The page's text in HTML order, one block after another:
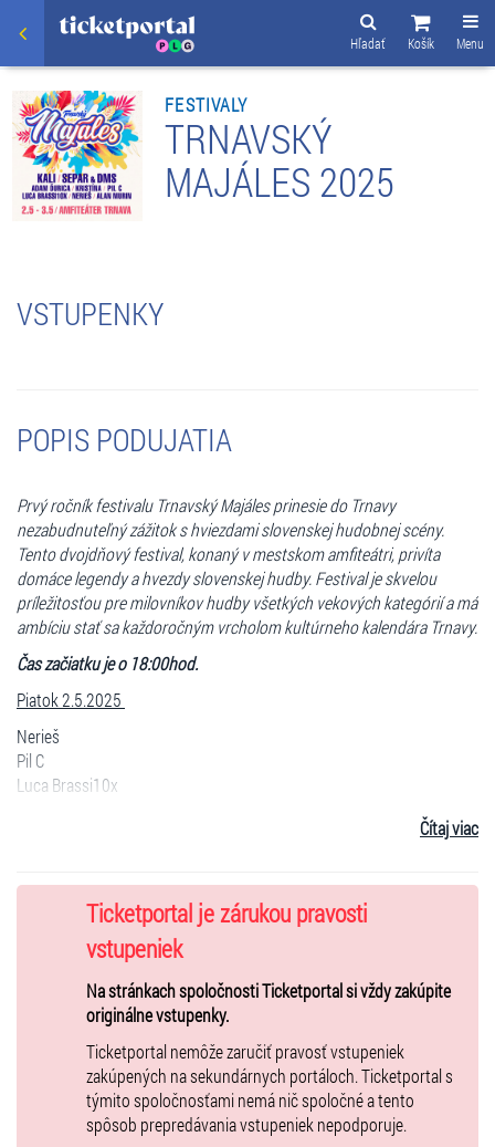
Menu
Košík
Hľadať
FESTIVALY
TRNAVSKÝ
MAJÁLES 2025
VSTUPENKY
POPIS PODUJATIA
Prvý ročník festivalu Trnavský Majáles prinesie do Trnavy
nezabudnuteľný zážitok s hviezdami slovenskej hudobnej scény.
Tento dvojdňový festival, konaný v mestskom amfiteátri, privíta
domáce legendy a hvezdy slovenskej hudby. Festival je skvelou
príležitosťou pre milovníkov hudby všetkých vekových kategórií a má
ambíciu stať sa každoročným vrcholom kultúrneho kalendára Trnavy.
Čas začiatku je o 18:00hod.
Piatok 2.5.2025
Nerieš
Pil C
Luca Brassi10x
Sobota 3.5.2025
Alan Murin
VEĽKONOČNÁ AKCIA!
- Kúp 3 vstupenky a štvrtú máš zdarma!(vstupenku zadarmo je
potrebné potvrdiť v košíku)
Čítaj viac
Ticketportal je zárukou pravosti
vstupeniek
Na stránkach spoločnosti Ticketportal si vždy zakúpite
originálne vstupenky.
Ticketportal nemôže zaručiť pravosť vstupeniek
zakúpených na sekundárnych portáloch. Ticketportal s
týmito spoločnosťami nemá nič spoločné a tento
spôsob prepredávania vstupeniek nepodporuje.